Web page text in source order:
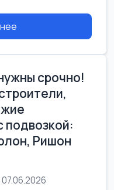
срочно!
подвозкой:
Ришон